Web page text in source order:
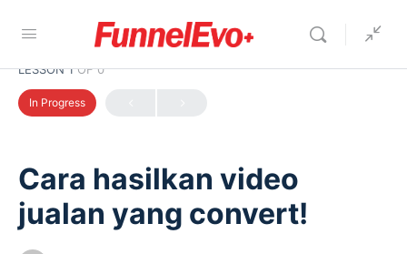
LESSON 1OF 0
In Progress
Cara hasilkan video
jualan yang convert!